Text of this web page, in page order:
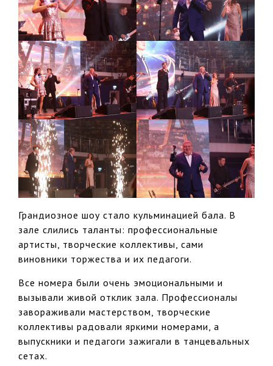
Грандиозное шоу стало кульминацией бала. В
зале слились таланты: профессиональные
артисты, творческие коллективы, сами
виновники торжества и их педагоги.
Все номера были очень эмоциональными и
вызывали живой отклик зала. Профессионалы
завораживали мастерством, творческие
коллективы радовали яркими номерами, а
выпускники и педагоги зажигали в танцевальных
сетах.